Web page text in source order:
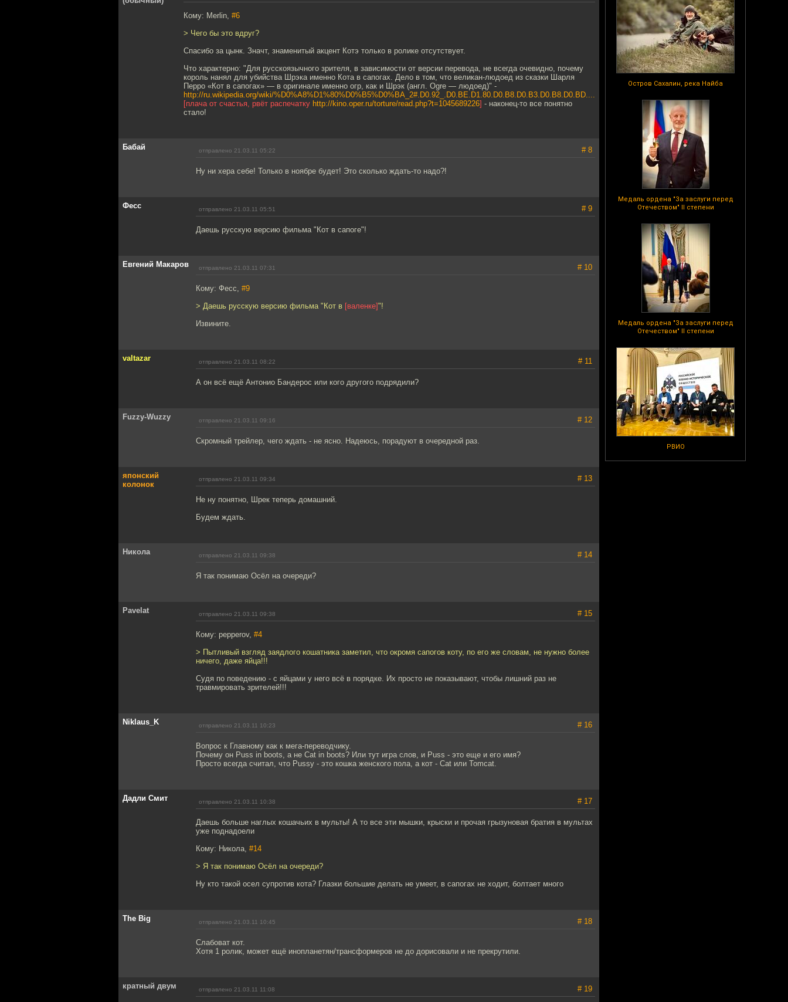
Остров Сахалин, река Найба
Медаль ордена "За заслуги перед
Отечеством" II степени
Медаль ордена "За заслуги перед
Отечеством" II степени
РВИО
Кому: Merlin, #6
> Чего бы это вдруг?
Спасибо за цынк. Значт, знаменитый акцент Котэ только в ролике отсутствует.
Что характерно: "Для русскоязычного зрителя, в зависимости от версии перевода, не всегда очевидно, почему
король нанял для убийства Шрэка именно Кота в сапогах. Дело в том, что великан-людоед из сказки Шарля
Перро «Кот в сапогах» — в оригинале именно огр, как и Шрэк (англ. Ogre — людоед)" -
http://ru.wikipedia.org/wiki/%D0%A8%D1%80%D0%B5%D0%BA_2#.D0.92_.D0.BE.D1.80.D0.B8.D0.B3.D0.B8.D0.BD....
[плача от счастья, рвёт распечатку http://kino.oper.ru/torture/read.php?t=1045689226] - наконец-то все понятно
стало!
Бабай отправлено 21.03.11 05:22 # 8
Ну ни хера себе! Только в ноябре будет! Это сколько ждать-то надо?!
Фесс отправлено 21.03.11 05:51 # 9
Даешь русскую версию фильма "Кот в сапоге"!
Евгений Макаров отправлено 21.03.11 07:31 # 10
Кому: Фесс, #9
> Даешь русскую версию фильма "Кот в [валенке]"!
Извините.
valtazar отправлено 21.03.11 08:22 # 11
А он всё ещё Антонио Бандерос или кого другого подрядили?
Fuzzy-Wuzzy отправлено 21.03.11 09:16 # 12
Скромный трейлер, чего ждать - не ясно. Надеюсь, порадуют в очередной раз.
японский
колонок
отправлено 21.03.11 09:34 # 13
Не ну понятно, Шрек теперь домашний.
Будем ждать.
Никола отправлено 21.03.11 09:38 # 14
Я так понимаю Осёл на очереди?
Pavelat отправлено 21.03.11 09:38 # 15
Кому: pepperov, #4
> Пытливый взгляд заядлого кошатника заметил, что окромя сапогов коту, по его же словам, не нужно более
ничего, даже яйца!!!
Судя по поведению - с яйцами у него всё в порядке. Их просто не показывают, чтобы лишний раз не
травмировать зрителей!!!
Niklaus_K отправлено 21.03.11 10:23 # 16
Вопрос к Главному как к мега-переводчику.
Почему он Puss in boots, а не Cat in boots? Или тут игра слов, и Puss - это еще и его имя?
Просто всегда считал, что Pussy - это кошка женского пола, а кот - Cat или Tomcat.
Дадли Смит отправлено 21.03.11 10:38 # 17
Даешь больше наглых кошачьих в мульты! А то все эти мышки, крыски и прочая грызуновая братия в мультах
уже поднадоели
Кому: Никола, #14
> Я так понимаю Осёл на очереди?
Ну кто такой осел супротив кота? Глазки большие делать не умеет, в сапогах не ходит, болтает много
The Big отправлено 21.03.11 10:45 # 18
Слабоват кот.
Хотя 1 ролик, может ещё инопланетян/трансформеров не до дорисовали и не прекрутили.
кратный двум отправлено 21.03.11 11:08 # 19